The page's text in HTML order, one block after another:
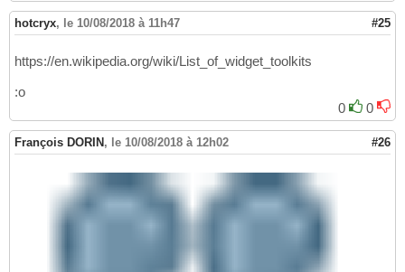
hotcryx, le 10/08/2018 à 11h47 #25
https://en.wikipedia.org/wiki/List_of_widget_toolkits
:o
0
0
François DORIN , le 10/08/2018 à 12h02 #26